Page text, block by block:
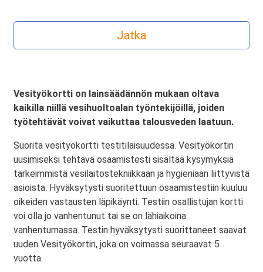
Vesityökortti on lainsäädännön mukaan oltava
kaikilla niillä vesihuoltoalan työntekijöillä, joiden
työtehtävät voivat vaikuttaa talousveden laatuun.
Suorita vesityökortti testitilaisuudessa. Vesityökortin
uusimiseksi tehtävä osaamistesti sisältää kysymyksiä
tärkeimmistä vesilaitostekniikkaan ja hygieniaan liittyvistä
asioista. Hyväksytysti suoritettuun osaamistestiin kuuluu
oikeiden vastausten läpikäynti. Testiin osallistujan kortti
voi olla jo vanhentunut tai se on lähiaikoina
vanhentumassa. Testin hyväksytysti suorittaneet saavat
uuden Vesityökortin, joka on voimassa seuraavat 5
vuotta.